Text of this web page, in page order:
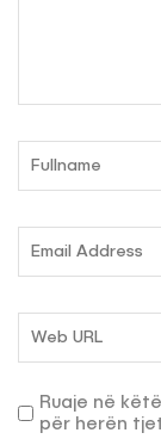
Ruaje në
për herën